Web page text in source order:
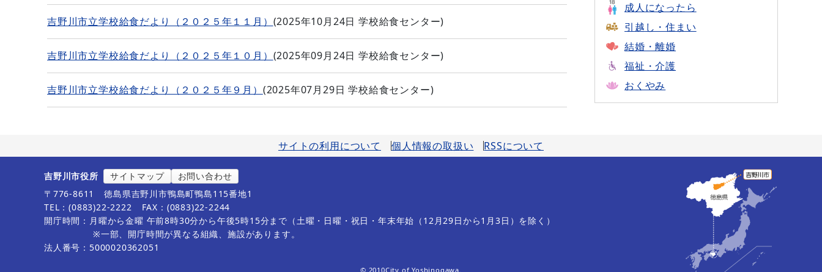
吉野川市立学校給食だより（２０２５年１１月） (2025年10月24日 学校給食センター)
吉野川市立学校給食だより（２０２５年１０月） (2025年09月24日 学校給食センター)
吉野川市立学校給食だより（２０２５年９月） (2025年07月29日 学校給食センター)
成人になったら
引越し・住まい
結婚・離婚
福祉・介護
おくやみ
サイトの利用について 個人情報の取扱い RSSについて
吉野川市役所 サイトマップ
お問い合わせ
〒776-8611
徳島県吉野川市鴨島町鴨島115番地1
TEL：(0883)22-2222
FAX：(0883)22-2244
開庁時間：月曜から金曜 午前8時30分から午後5時15分まで（土曜・日曜・祝日・年末年始（12月29日から1月3日）を除く）
※一部、開庁時間が異なる組織、施設があります。
法人番号：5000020362051
© 2010City of Yoshinogawa.